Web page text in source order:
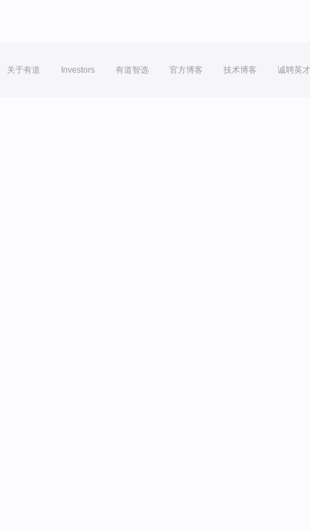
关于有道 Investors 有道智选 官方博客 技术博客 诚聘英才